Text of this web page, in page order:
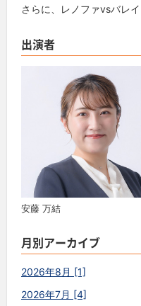
さらに、レノファvsバレ
出演者
安藤 万結
月別アーカイブ
2026年8月 [1]
2026年7月 [4]